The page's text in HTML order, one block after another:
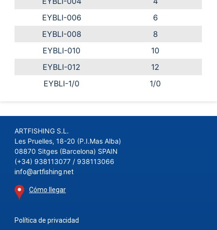
EYBLI-006
6
EYBLI-008
8
EYBLI-010
10
EYBLI-012
12
EYBLI-1/0
1/0
ARTFISHING S.L.
Les Pruelles, 18-20 (P.I.Mas Alba)
08870 Sitges (Barcelona) SPAIN
(+34) 938113077 / 938113066
info@artfishing.net
Cómo llegar
Política de privacidad